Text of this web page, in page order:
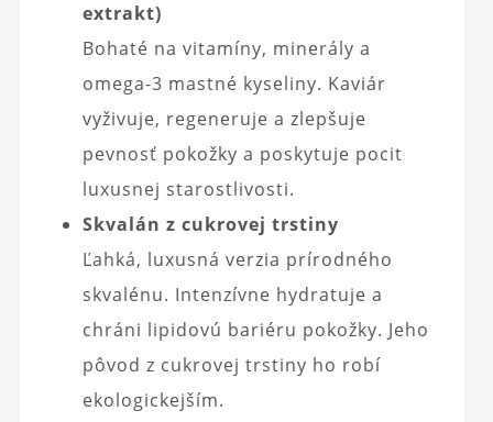
extrakt)
Bohaté na vitamíny, minerály a
omega-3 mastné kyseliny. Kaviár
vyživuje, regeneruje a zlepšuje
pevnosť pokožky a poskytuje pocit
luxusnej starostlivosti.
Skvalán z cukrovej trstiny
Ľahká, luxusná verzia prírodného
skvalénu. Intenzívne hydratuje a
chráni lipidovú bariéru pokožky. Jeho
pôvod z cukrovej trstiny ho robí
ekologickejším.